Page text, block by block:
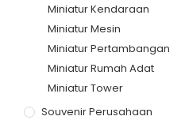
Miniatur Kendaraan
Miniatur Mesin
Miniatur Pertambangan
Miniatur Rumah Adat
Miniatur Tower
Souvenir Perusahaan